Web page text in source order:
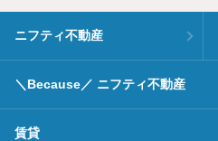
ニフティ不動産
＼Because／ ニフティ不動産
賃貸